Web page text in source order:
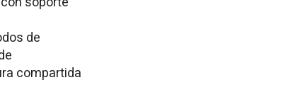
de
compartida